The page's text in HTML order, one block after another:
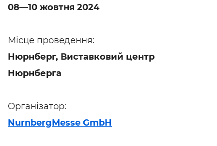
08—10 жовтня 2024
Місце проведення:
Нюрнберг, Виставковий центр
Нюрнберга
Організатор:
NurnbergMesse GmbH